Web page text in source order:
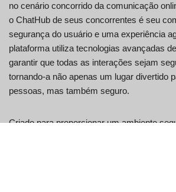
no cenário concorrido da comunicação
o ChatHub de seus concorrentes é seu
segurança do usuário e uma experiência
plataforma utiliza tecnologias avançadas
garantir que todas as interações sejam
tornando-a não apenas um lugar divertido
pessoas, mas também seguro.
Criado para proporcionar um ambiente